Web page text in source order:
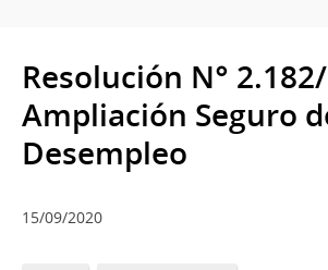
Resolución N°
Ampliación Seguro
Desempleo
15/09/2020